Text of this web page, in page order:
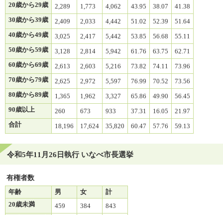
20歳から29歳
2,289 1,773 4,062 43.95 38.07
41.38
30歳から39歳
2,409 2,033 4,442 51.02 52.39
51.64
40歳から49歳
3,025 2,417 5,442 53.85 56.68
55.11
50歳から59歳
3,128 2,814 5,942 61.76 63.75
62.71
60歳から69歳
2,613 2,603 5,216 73.82 74.11
73.96
70歳から79歳
2,625 2,972 5,597 76.99 70.52
73.56
80歳から89歳
1,365 1,962 3,327 65.86 49.90
56.45
90歳以上
260 673 933 37.31 16.05
21.97
合計
18,196 17,624 35,820 60.47 57.76 59.13
令和5年11月26日執行 いなべ市長選挙
有権者数
年齢
男 女
計
20歳未満
459 384
843